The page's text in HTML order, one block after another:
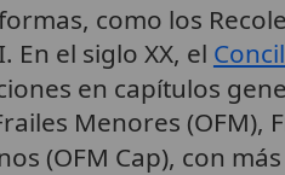
como los
En el siglo XX, el
en capítulos
Menores (OFM),
(OFM Cap), con